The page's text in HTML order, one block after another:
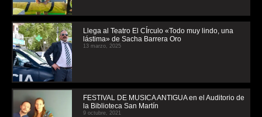
Llega al Teatro El CÍrculo «Todo muy lindo, una
lástima» de Sacha Barrera Oro
13 marzo, 2025
FESTIVAL DE MUSICA ANTIGUA en el Auditorio de
la Biblioteca San Martín
9 octubre, 2021